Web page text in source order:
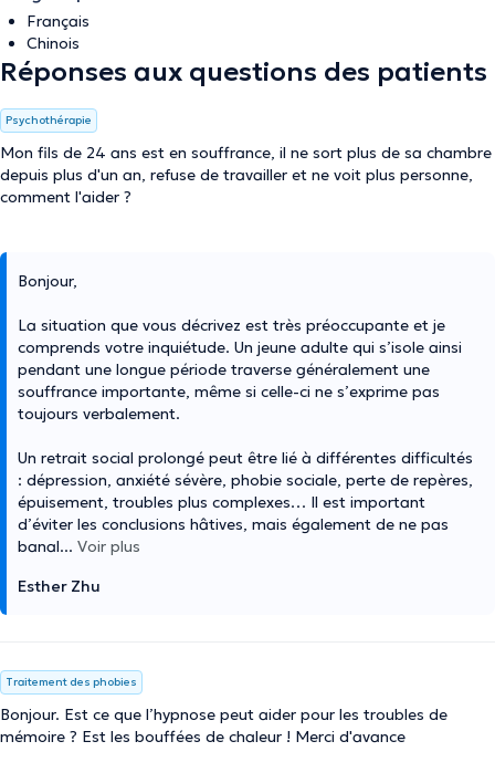
Français
Chinois
Réponses aux questions des patients
Psychothérapie
Mon fils de 24 ans est en souffrance, il ne sort plus de sa chambre
depuis plus d'un an, refuse de travailler et ne voit plus personne,
comment l'aider ?
Bonjour,
La situation que vous décrivez est très préoccupante et je
comprends votre inquiétude. Un jeune adulte qui s’isole ainsi
pendant une longue période traverse généralement une
souffrance importante, même si celle-ci ne s’exprime pas
toujours verbalement.
Un retrait social prolongé peut être lié à différentes difficultés
: dépression, anxiété sévère, phobie sociale, perte de repères,
épuisement, troubles plus complexes… Il est important
d’éviter les conclusions hâtives, mais également de ne pas
banal... Voir plus
Esther Zhu
Traitement des phobies
Bonjour. Est ce que l’hypnose peut aider pour les troubles de
mémoire ? Est les bouffées de chaleur ! Merci d'avance